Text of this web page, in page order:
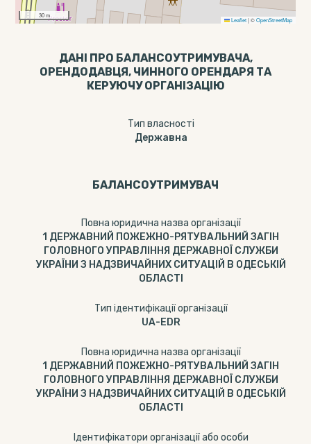
30 m
Leaflet |©OpenStreetMap
ДАНІ ПРО БАЛАНСОУТРИМУВАЧА,
ОРЕНДОДАВЦЯ, ЧИННОГО ОРЕНДАРЯ ТА
КЕРУЮЧУ ОРГАНІЗАЦІЮ
Тип власності
Державна
БАЛАНСОУТРИМУВАЧ
Повна юридична назва організації
1 ДЕРЖАВНИЙ ПОЖЕЖНО-РЯТУВАЛЬНИЙ ЗАГІН
ГОЛОВНОГО УПРАВЛІННЯ ДЕРЖАВНОЇ СЛУЖБИ
УКРАЇНИ З НАДЗВИЧАЙНИХ СИТУАЦІЙ В ОДЕСЬКІЙ
ОБЛАСТІ
Тип ідентифікації організації
UA-EDR
Повна юридична назва організації
1 ДЕРЖАВНИЙ ПОЖЕЖНО-РЯТУВАЛЬНИЙ ЗАГІН
ГОЛОВНОГО УПРАВЛІННЯ ДЕРЖАВНОЇ СЛУЖБИ
УКРАЇНИ З НАДЗВИЧАЙНИХ СИТУАЦІЙ В ОДЕСЬКІЙ
ОБЛАСТІ
Ідентифікатори організації або особи